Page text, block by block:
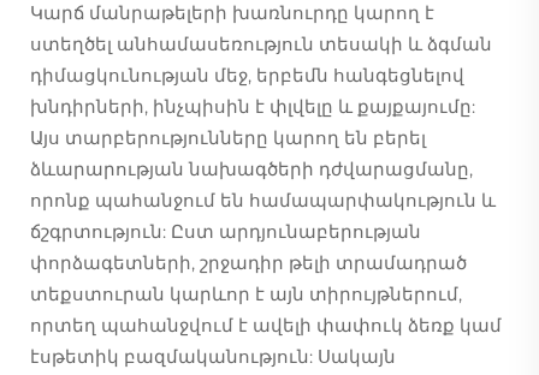
Կարճ մանրաթելերի խառնուրդը կարող է
ստեղծել անհամասեռություն տեսակի և ձգման
դիմացկունության մեջ, երբեմն հանգեցնելով
խնդիրների, ինչպիսին է փլվելը և քայքայումը:
Այս տարբերությունները կարող են բերել
ձևարարության նախագծերի դժվարացմանը,
որոնք պահանջում են համապարփակություն և
ճշգրտություն: Ըստ արդյունաբերության
փորձագետների, շրջադիր թելի տրամադրած
տեքստուրան կարևոր է այն տիրույթներում,
որտեղ պահանջվում է ավելի փափուկ ձեռք կամ
էսթետիկ բազմականություն: Սակայն